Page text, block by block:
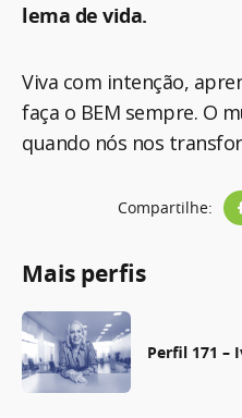
lema de vida.
Viva com intenção,
faça o BEM sempre. O
quando nós nos
Compartilhe:
Mais perfis
Perfil 171 –